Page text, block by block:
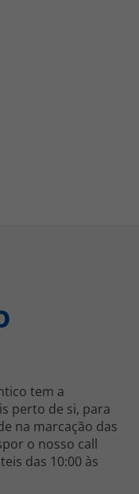
tem a
perto de si, para
na marcação das
o nosso call
das 10:00 às